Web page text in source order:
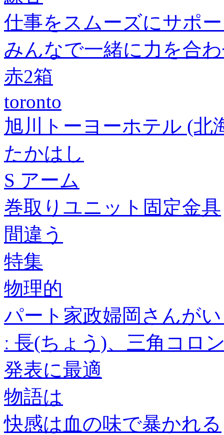
仕事をスムーズにサポ
みんなで一緒に力を合
赤2箱
toronto
旭川トーヨーホテル (北
たかはし
S アーム
巻取りユニット固定金具
間違う
特集
物理的
パート家政婦岡さんが
ː 長(ちょう)、三角コロ
発表に最適
物語は
快感は血の味で暴かれる